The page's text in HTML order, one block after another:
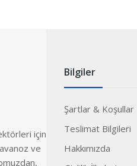
için
ve
Bilgiler
Şartlar & Koşullar
Teslimat Bilgileri
Hakkımızda